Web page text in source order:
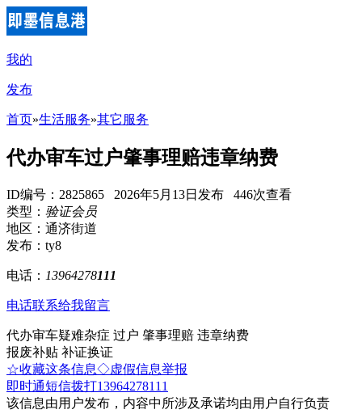
我的
发布
首页»生活服务»其它服务
代办审车过户肇事理赔违章纳费
ID编号：2825865 2026年5月13日发布 446次查看
类型： 验证会员
地区：通济街道
发布：ty8
电话： 13964278111
电话联系给我留言
代办审车疑难杂症 过户 肇事理赔 违章纳费
报废补贴 补证换证
☆收藏这条信息◇虚假信息举报
即时通短信拨打13964278111
该信息由用户发布，内容中所涉及承诺均由用户自行负责